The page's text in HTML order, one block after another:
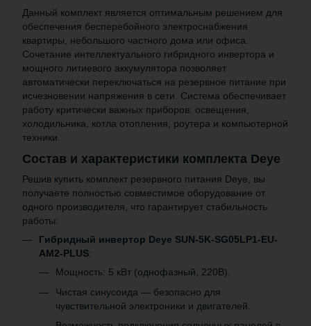
Данный комплект является оптимальным решением для
обеспечения бесперебойного электроснабжения
квартиры, небольшого частного дома или офиса.
Сочетание интеллектуального гибридного инвертора и
мощного литиевого аккумулятора позволяет
автоматически переключаться на резервное питание при
исчезновении напряжения в сети. Система обеспечивает
работу критически важных приборов: освещения,
холодильника, котла отопления, роутера и компьютерной
техники.
Состав и характеристики комплекта Deye
Решив купить комплект резервного питания Deye, вы
получаете полностью совместимое оборудование от
одного производителя, что гарантирует стабильность
работы:
Гибридный инвертор Deye SUN-5K-SG05LP1-EU-
AM2-PLUS:
Мощность: 5 кВт (однофазный, 220В).
Чистая синусоида — безопасно для
чувствительной электроники и двигателей.